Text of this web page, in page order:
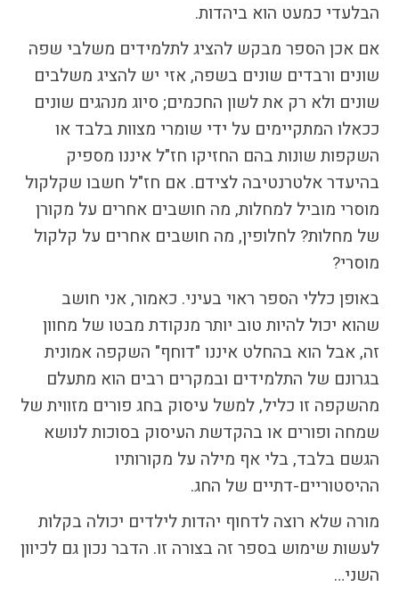
הבלעדי כמעט הוא ביהדות.
אם אכן הספר מבקש להציג לתלמידים משלבי שפה
שונים ורבדים שונים בשפה, אזי יש להציג משלבים
שונים ולא רק את לשון החכמים; סיוג מנהגים שונים
ככאלו המתקיימים על ידי שומרי מצוות בלבד או
השקפות שונות בהם החזיקו חז"ל איננו מספיק
בהיעדר אלטרנטיבה לצידם. אם חז"ל חשבו שקלקול
מוסרי מוביל למחלות, מה חושבים אחרים על מקורן
של מחלות? לחלופין, מה חושבים אחרים על קלקול
מוסרי?
באופן כללי הספר ראוי בעיני. כאמור, אני חושב
שהוא יכול להיות טוב יותר מנקודת מבטו של מחוון
זה, אבל הוא בהחלט איננו "דוחף" השקפה אמונית
בגרונם של התלמידים ובמקרים רבים הוא מתעלם
מהשקפה זו כליל, למשל עיסוק בחג פורים מזווית של
שמחה ופורים או בהקדשת העיסוק בסוכות לנושא
הגשם בלבד, בלי אף מילה על מקורותיו
ההיסטוריים-דתיים של החג.
מורה שלא רוצה לדחוף יהדות לילדים יכולה בקלות
לעשות שימוש בספר זה בצורה זו. הדבר נכון גם לכיוון
השני…